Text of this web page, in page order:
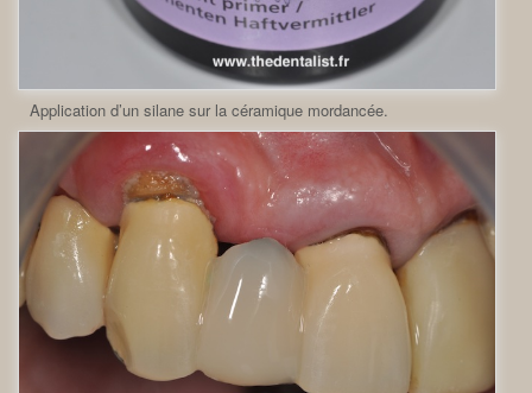
Application d’un silane sur la céramique mordancée.